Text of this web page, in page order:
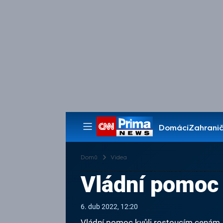
Domácí
Pořady
Domů Videa
Vládní
6. dub 2022, 12:20